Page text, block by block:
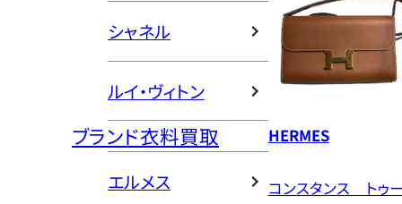
シャネル
ルイ・ヴィトン
ブランド衣料買取
エルメス
HERMES
コンスタンス トゥ